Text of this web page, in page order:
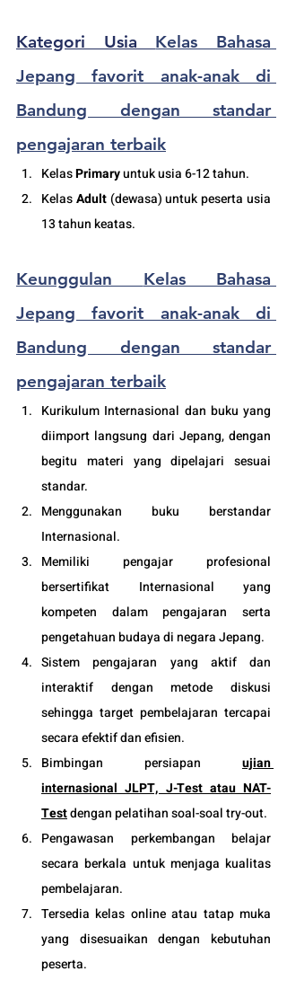
Kategori Usia Kelas Bahasa
Jepang favorit anak-anak di
Bandung dengan standar
pengajaran terbaik
Kelas Primary untuk usia 6-12 tahun.
Kelas Adult (dewasa) untuk peserta usia
13 tahun keatas.
Keunggulan Kelas Bahasa
Jepang favorit anak-anak di
Bandung dengan standar
pengajaran terbaik
Kurikulum Internasional dan buku yang
diimport langsung dari Jepang, dengan
begitu materi yang dipelajari sesuai
standar.
Menggunakan buku berstandar
Internasional.
Memiliki pengajar profesional
bersertifikat Internasional yang
kompeten dalam pengajaran serta
pengetahuan budaya di negara Jepang.
Sistem pengajaran yang aktif dan
interaktif dengan metode diskusi
sehingga target pembelajaran tercapai
secara efektif dan efisien.
Bimbingan persiapan ujian
internasional JLPT, J-Test atau NAT-
Test dengan pelatihan soal-soal try-out.
Pengawasan perkembangan belajar
secara berkala untuk menjaga kualitas
pembelajaran.
Tersedia kelas online atau tatap muka
yang disesuaikan dengan kebutuhan
peserta.